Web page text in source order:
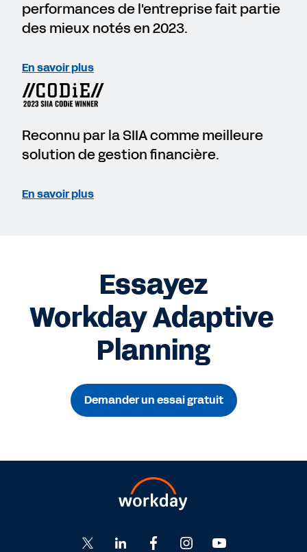
performances de l'entreprise fait partie
des mieux notés en 2023.
En savoir plus
Reconnu par la SIIA comme meilleure
solution de gestion financière.
En savoir plus
Essayez
Workday Adaptive
Planning
Demander un essai gratuit